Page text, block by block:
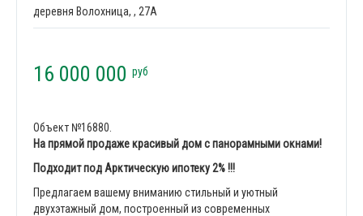
деревня Волохница, , 27А
16 000 000 руб
Объект №16880.
На прямой продаже красивый дом с панорамными окнами!
Подходит под Арктическую ипотеку 2% !!!
Предлагаем вашему вниманию стильный и уютный
двухэтажный дом, построенный из современных